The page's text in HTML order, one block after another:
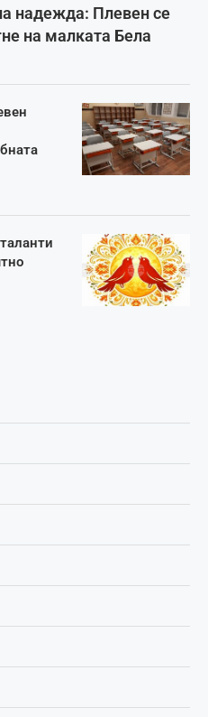
надежда: Плевен се
на малката Бела